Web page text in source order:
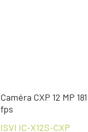
Caméra CXP 12 MP 181
fps
ISVI IC-X12S-CXP